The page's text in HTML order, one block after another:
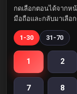
กดเลือกตอนได้จากห
มือถือและกลับมาเลือ
1-30 31-70
1 2
7 8